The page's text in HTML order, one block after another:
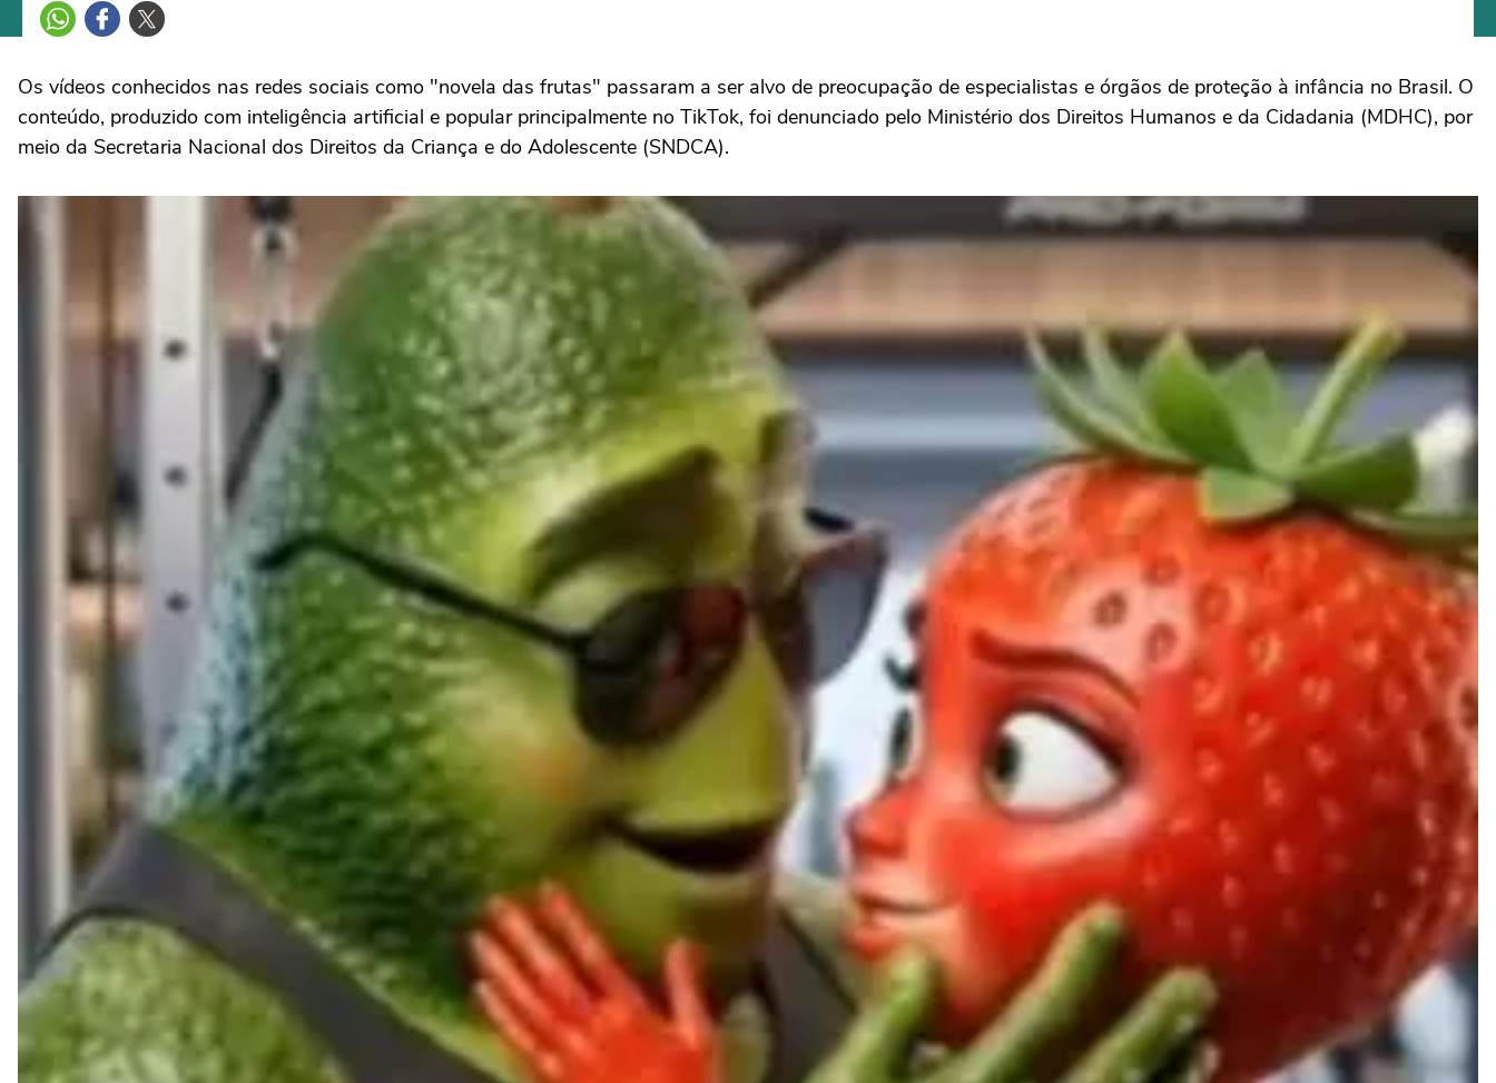
Os vídeos conhecidos nas redes sociais como "novela das frutas" passaram a ser alvo de preocupação de especialistas e órgãos de proteção à infância no Brasil. O
conteúdo, produzido com inteligência artificial e popular principalmente no TikTok, foi denunciado pelo Ministério dos Direitos Humanos e da Cidadania (MDHC), por
meio da Secretaria Nacional dos Direitos da Criança e do Adolescente (SNDCA).